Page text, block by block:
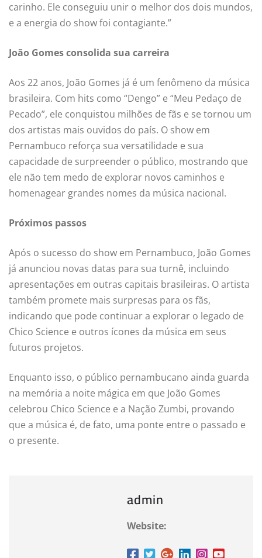
carinho. Ele conseguiu unir o melhor dos dois mundos,
e a energia do show foi contagiante.”
João Gomes consolida sua carreira
Aos 22 anos, João Gomes já é um fenômeno da música
brasileira. Com hits como “Dengo” e “Meu Pedaço de
Pecado”, ele conquistou milhões de fãs e se tornou um
dos artistas mais ouvidos do país. O show em
Pernambuco reforça sua versatilidade e sua
capacidade de surpreender o público, mostrando que
ele não tem medo de explorar novos caminhos e
homenagear grandes nomes da música nacional.
Próximos passos
Após o sucesso do show em Pernambuco, João Gomes
já anunciou novas datas para sua turnê, incluindo
apresentações em outras capitais brasileiras. O artista
também promete mais surpresas para os fãs,
indicando que pode continuar a explorar o legado de
Chico Science e outros ícones da música em seus
futuros projetos.
Enquanto isso, o público pernambucano ainda guarda
na memória a noite mágica em que João Gomes
celebrou Chico Science e a Nação Zumbi, provando
que a música é, de fato, uma ponte entre o passado e
o presente.
admin
Website: